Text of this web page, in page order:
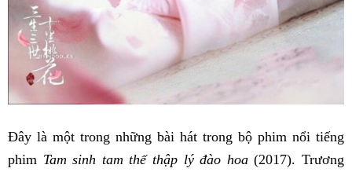
Đây là một trong những bài hát trong bộ phim nổi tiếng
phim Tam sinh tam thế thập lý đào hoa(2017). Trương